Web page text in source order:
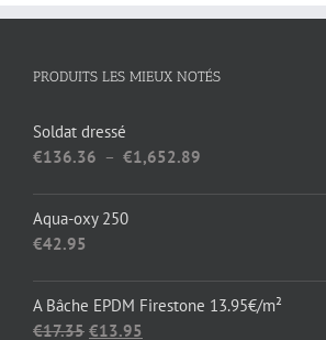
PRODUITS LES MIEUX NOTÉS
Soldat dressé
€136.36 – €1,652.89
€1,652.89
Aqua-oxy 250
€42.95
A Bâche EPDM Firestone 13.95€/m²
€17.35 Le
€13.95